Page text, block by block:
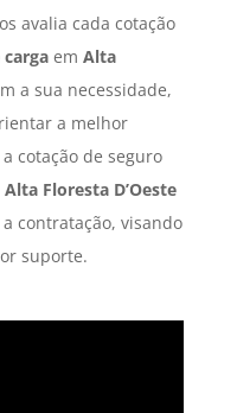
avalia cada cotação
em Alta
a sua necessidade,
a melhor
cotação de seguro
Alta Floresta D’Oeste
contratação, visando
suporte.